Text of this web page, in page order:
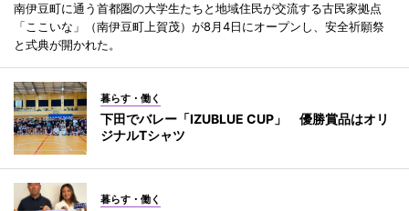
南伊豆町に通う首都圏の大学生たちと地域住民が交流する古民家拠点
「ここいな」（南伊豆町上賀茂）が8月4日にオープンし、安全祈願祭
と式典が開かれた。
暮らす・働く
下田でバレー「IZUBLUE CUP」 優勝賞品はオリ
ジナルTシャツ
暮らす・働く